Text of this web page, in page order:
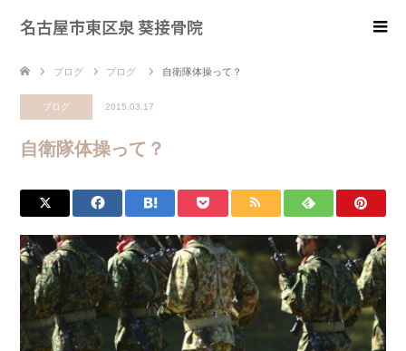
名古屋市東区泉 葵接骨院
ブログ ブログ 自衛隊体操って？
ブログ 2015.03.17
自衛隊体操って？